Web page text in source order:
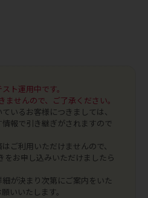
ト運用中です。
ませんので、ご了承ください。
いるお客様につきましては、
報で引き継ぎがされますので
ご利用いただけませんので、
をお申し込みいただけましたら
が決まり次第にご案内をいた
いいたします。